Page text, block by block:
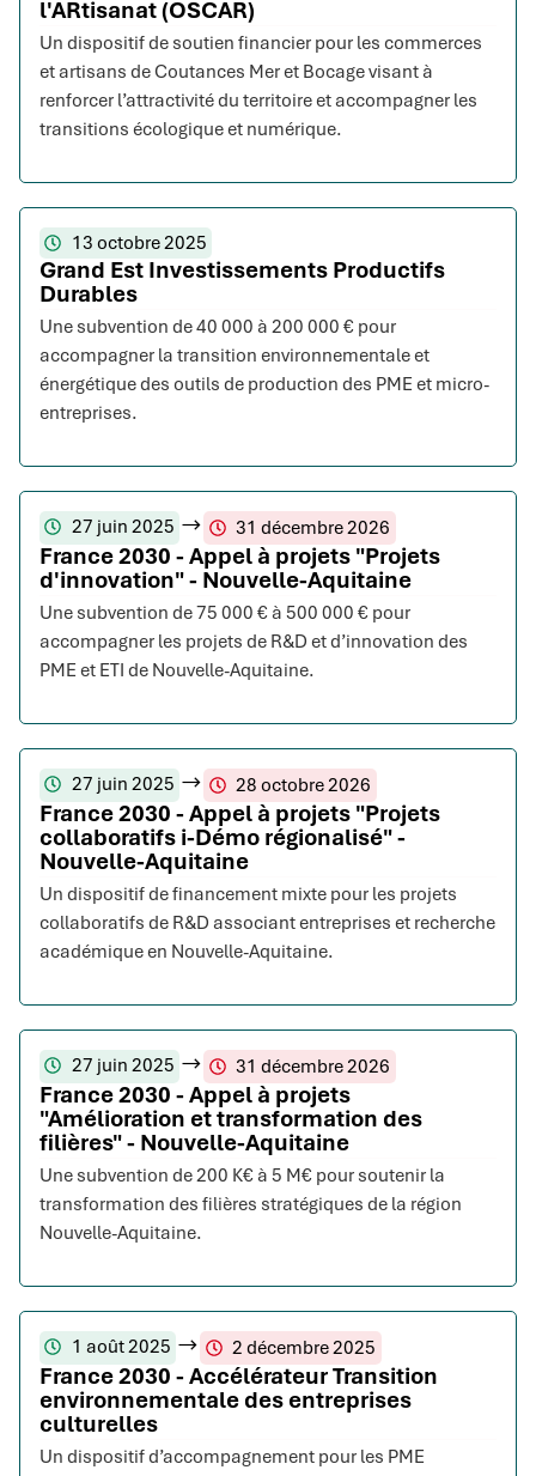
l'ARtisanat (OSCAR)
Un dispositif de soutien financier pour les commerces
et artisans de Coutances Mer et Bocage visant à
renforcer l’attractivité du territoire et accompagner les
transitions écologique et numérique.
13 octobre 2025
Grand Est Investissements Productifs
Durables
Une subvention de 40 000 à 200 000 € pour
accompagner la transition environnementale et
énergétique des outils de production des PME et micro-
entreprises.
27 juin 2025 31 décembre 2026
France 2030 - Appel à projets "Projets
d'innovation" - Nouvelle-Aquitaine
Une subvention de 75 000 € à 500 000 € pour
accompagner les projets de R&D et d’innovation des
PME et ETI de Nouvelle-Aquitaine.
27 juin 2025 28 octobre 2026
France 2030 - Appel à projets "Projets
collaboratifs i-Démo régionalisé" -
Nouvelle-Aquitaine
Un dispositif de financement mixte pour les projets
collaboratifs de R&D associant entreprises et recherche
académique en Nouvelle-Aquitaine.
27 juin 2025 31 décembre 2026
France 2030 - Appel à projets
"Amélioration et transformation des
filières" - Nouvelle-Aquitaine
Une subvention de 200 K€ à 5 M€ pour soutenir la
transformation des filières stratégiques de la région
Nouvelle-Aquitaine.
1 août 2025 2 décembre 2025
France 2030 - Accélérateur Transition
environnementale des entreprises
culturelles
Un dispositif d’accompagnement pour les PME